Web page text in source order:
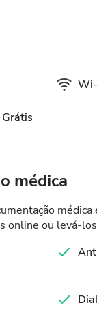
médica
online ou levá-